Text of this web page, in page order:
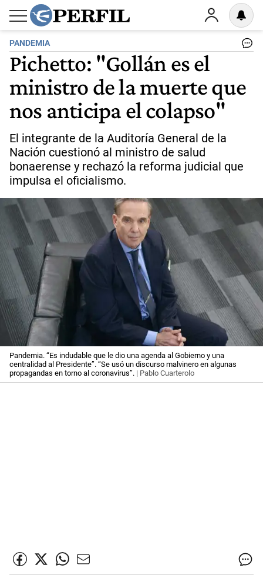
PANDEMIA
Pichetto: "Gollán es el
ministro de la muerte que
nos anticipa el colapso"
El integrante de la Auditoría General de la
Nación cuestionó al ministro de salud
bonaerense y rechazó la reforma judicial que
impulsa el oficialismo.
Pandemia. “Es indudable que le dio una agenda al Gobierno y una
centralidad al Presidente”. “Se usó un discurso malvinero en algunas
propagandas en torno al coronavirus”. | Pablo Cuarterolo